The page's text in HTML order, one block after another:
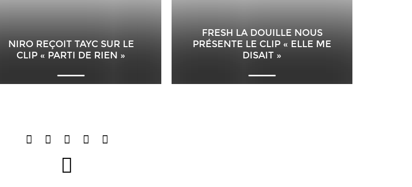
NIRO REÇOIT TAYC SUR LE
CLIP « PARTI DE RIEN »
FRESH LA DOUILLE NOUS
PRÉSENTE LE CLIP « ELLE ME
DISAIT »